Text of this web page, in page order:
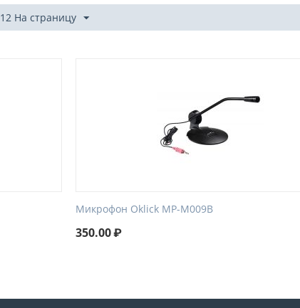
12 На страницу
Микрофон Oklick MP-M009B
350.00₽